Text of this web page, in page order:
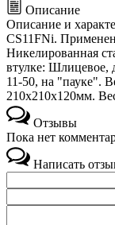
Описание
Описание и
CS11FNi.
Никелированная
втулке: Шлицевое,
11-50, на "пауке".
210х210х120мм.
Отзывы
Пока нет
Написать